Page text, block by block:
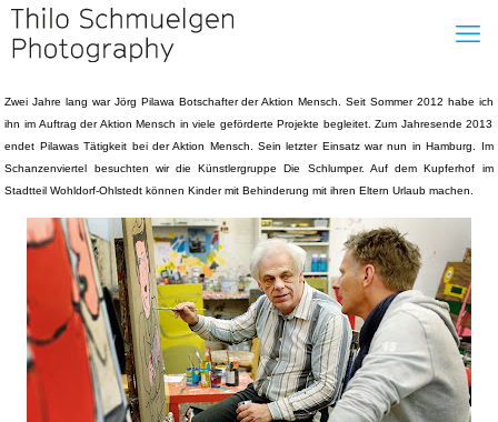
Zwei Jahre lang war Jörg Pilawa Botschafter der Aktion Mensch. Seit Sommer 2012 habe ich
ihn im Auftrag der Aktion Mensch in viele geförderte Projekte begleitet. Zum Jahresende 2013
endet Pilawas Tätigkeit bei der Aktion Mensch. Sein letzter Einsatz war nun in Hamburg. Im
Schanzenviertel besuchten wir die Künstlergruppe Die Schlumper. Auf dem Kupferhof im
Stadtteil Wohldorf-Ohlstedt können Kinder mit Behinderung mit ihren Eltern Urlaub machen.